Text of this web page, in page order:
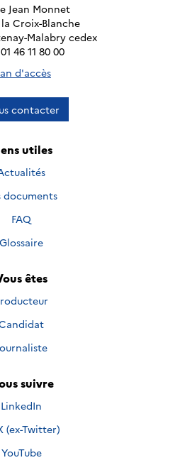
Jean Monnet
Croix-Blanche
Malabry cedex
46 11 80 00
d'accès
contacter
utiles
documents
FAQ
Glossaire
êtes
suivre
Nous suivre sur
LinkedIn
suivre sur
(ex-Twitter)
Nous suivre sur
YouTube